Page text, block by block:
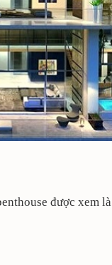
được xem là